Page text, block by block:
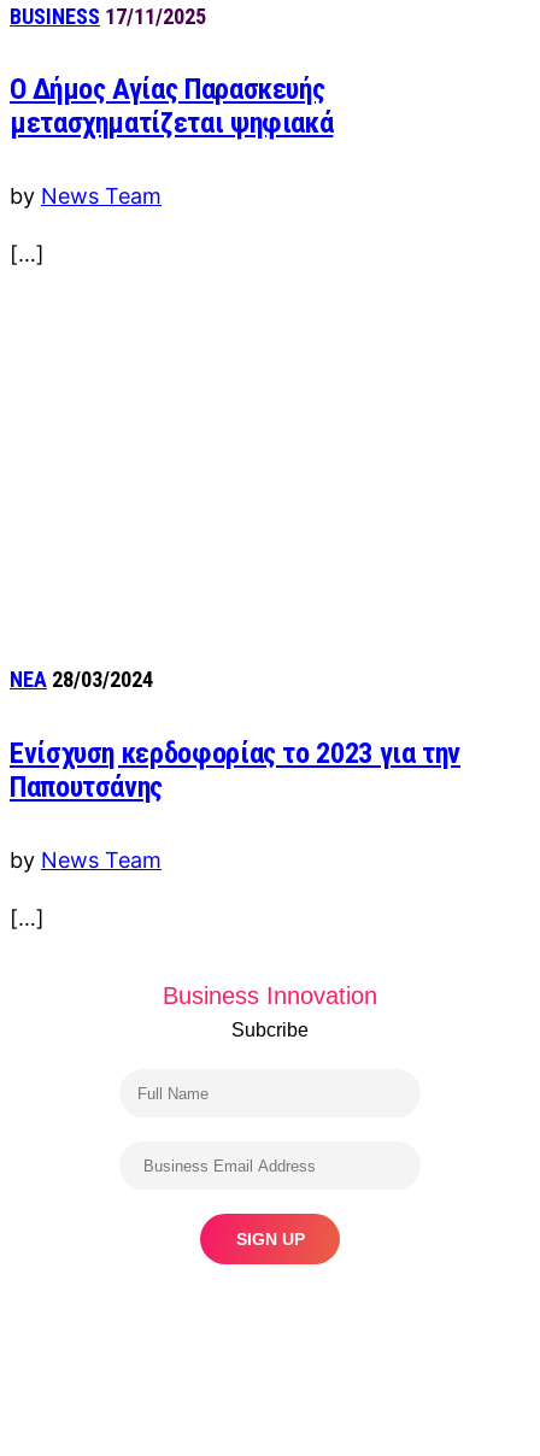
BUSINESS 17/11/2025
Ο Δήμος Αγίας Παρασκευής
μετασχηματίζεται ψηφιακά
by News Team
[…]
ΝΕΑ 28/03/2024
Ενίσχυση κερδοφορίας το 2023 για την
Παπουτσάνης
by News Team
[…]
Business Innovation
Subcribe